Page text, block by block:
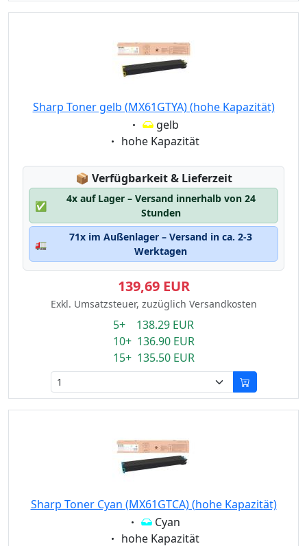
Sharp Toner gelb (MX61GTYA) (hohe Kapazität)
Eigenschaft:
gelb
Eigenschaft:
hohe Kapazität
📦 Lagerstatus:
Verfügbarkeit & Lieferzeit
✅
4x auf Lager – Versand innerhalb von 24
Stunden
🚛
71x im Außenlager – Versand in ca. 2-3
Werktagen
139,69 EUR
Exkl. Umsatzsteuer, zuzüglich Versandkosten
5+ 138.29 EUR
10+ 136.90 EUR
15+ 135.50 EUR
Sharp Toner Cyan (MX61GTCA) (hohe Kapazität)
Eigenschaft:
Cyan
Eigenschaft:
hohe Kapazität